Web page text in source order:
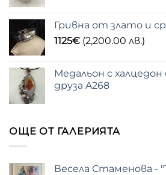
Гривна от злато и
1125€ (2,200.00 лв.)
Медальон с халцедон
друза A268
ОЩЕ ОТ ГАЛЕРИЯТА
Весела Стаменова -